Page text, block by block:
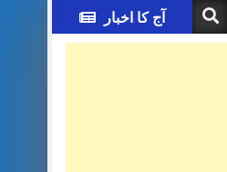
آج کا اخبار